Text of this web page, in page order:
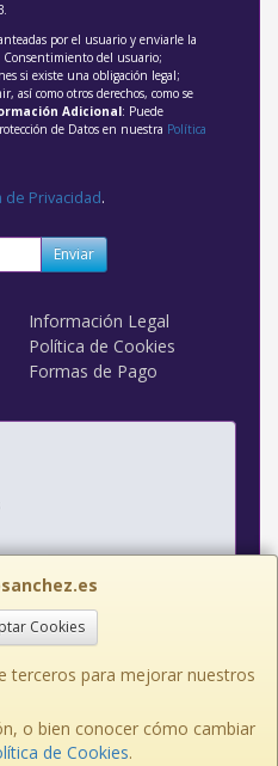
Cookies
terceros para mejorar nuestros
o bien conocer cómo cambiar
de Cookies.
por el usuario y enviarle la
Consentimiento del usuario;
si existe una obligación legal;
así como otros derechos, como se
Adicional: Puede
de Datos en nuestra Política
de Privacidad.
Enviar
Información Legal
Política de Cookies
Formas de Pago
8,30
E10141638 - Tfno: